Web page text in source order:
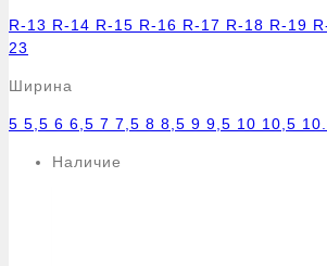
R-13 R-14 R-15 R-16 R-17 R-18 R-19
23
Ширина
5 5,5 6 6,5 7 7,5 8 8,5 9 9,5 10 10,5
Наличие